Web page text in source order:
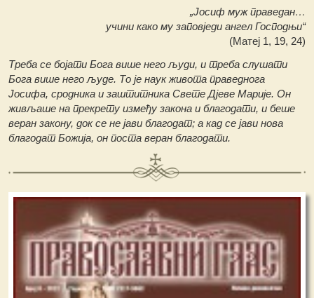
„Јосиф муж праведан…
учини како му заповједи ангел Господњи“
(Матеј 1, 19, 24)
Треба се бојати Бога више него људи, и треба слушати
Бога више него људе. То је наук живота праведнога
Јосифа, сродника и заштитника Свете Дјеве Марије. Он
живљаше на прекрету између закона и благодати, и беше
веран закону, док се не јави благодат; а кад се јави нова
благодат Божија, он поста веран благодати.